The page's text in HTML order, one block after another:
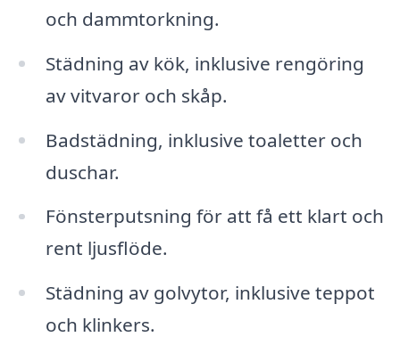
och dammtorkning.
Städning av kök, inklusive rengöring
av vitvaror och skåp.
Badstädning, inklusive toaletter och
duschar.
Fönsterputsning för att få ett klart och
rent ljusflöde.
Städning av golvytor, inklusive teppot
och klinkers.